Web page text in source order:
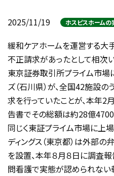
2025/11/19 ホスピスホームの
緩和ケアホームを運営する大
不正請求があったとして相次
東京証券取引所プライム市場
ズ（石川県）が、全国42施設
求を行っていたことが、本年
告書でその総額は約28億
同じく東証プライム市場に上
ディングス（東京都）は外部
を設置、本年８月８日に調査
問看護で実態が認められな